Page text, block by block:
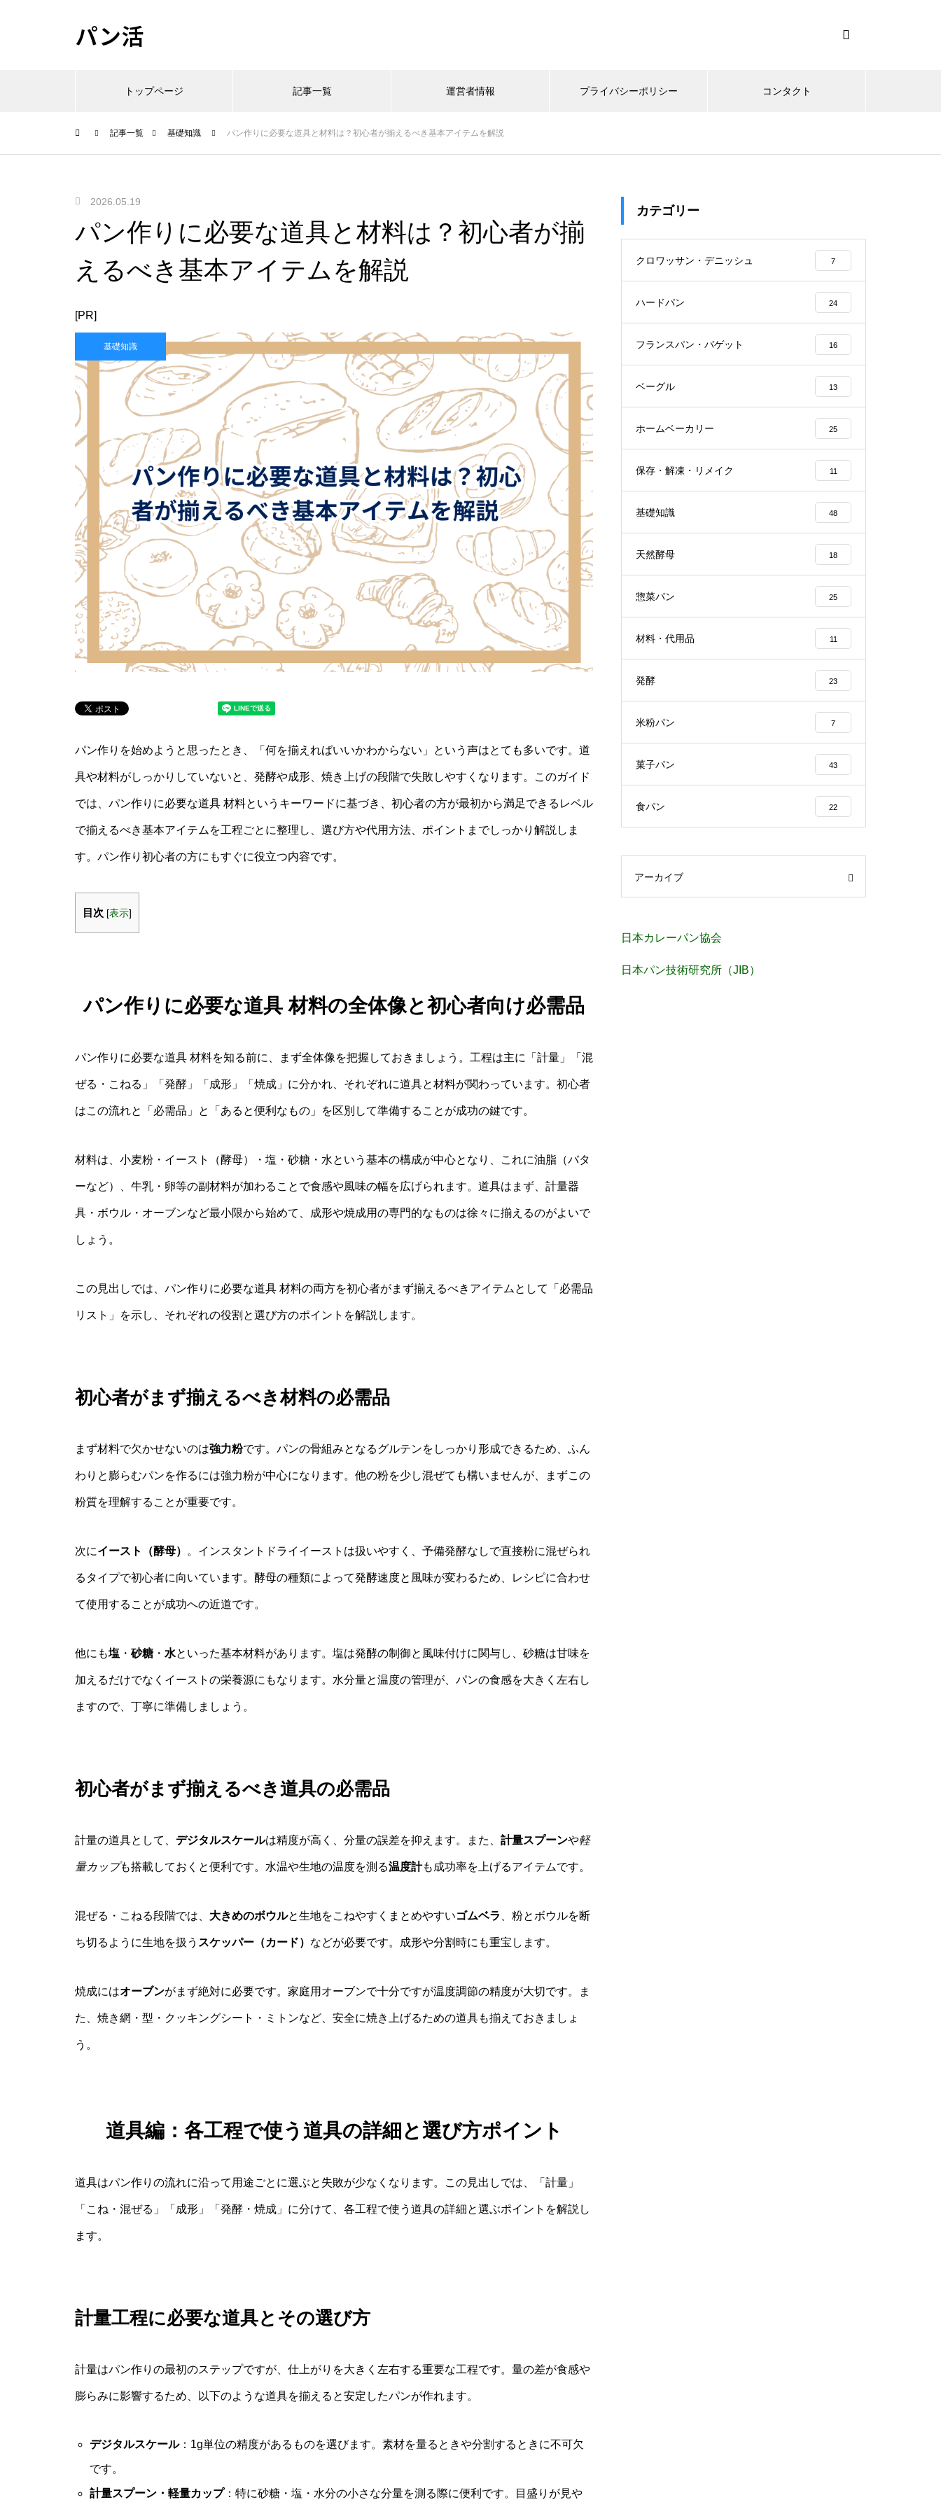
パン活
トップページ 記事一覧 運営者情報 プライバシーポリシー コンタクト
記事一覧 基礎知識 パン作りに必要な道具と材料は？初心者が揃えるべき基本アイテムを解説
2026.05.19
パン作りに必要な道具と材料は？初心者が揃
えるべき基本アイテムを解説
[PR]
基礎知識
パン作りを始めようと思ったとき、「何を揃えればいいかわからない」という声はとても多いです。道
具や材料がしっかりしていないと、発酵や成形、焼き上げの段階で失敗しやすくなります。このガイド
では、パン作りに必要な道具 材料というキーワードに基づき、初心者の方が最初から満足できるレベル
で揃えるべき基本アイテムを工程ごとに整理し、選び方や代用方法、ポイントまでしっかり解説しま
す。パン作り初心者の方にもすぐに役立つ内容です。
目次 [表示]
パン作りに必要な道具 材料の全体像と初心者向け必需品
パン作りに必要な道具 材料を知る前に、まず全体像を把握しておきましょう。工程は主に「計量」「混
ぜる・こねる」「発酵」「成形」「焼成」に分かれ、それぞれに道具と材料が関わっています。初心者
はこの流れと「必需品」と「あると便利なもの」を区別して準備することが成功の鍵です。
材料は、小麦粉・イースト（酵母）・塩・砂糖・水という基本の構成が中心となり、これに油脂（バタ
ーなど）、牛乳・卵等の副材料が加わることで食感や風味の幅を広げられます。道具はまず、計量器
具・ボウル・オーブンなど最小限から始めて、成形や焼成用の専門的なものは徐々に揃えるのがよいで
しょう。
この見出しでは、パン作りに必要な道具 材料の両方を初心者がまず揃えるべきアイテムとして「必需品
リスト」を示し、それぞれの役割と選び方のポイントを解説します。
初心者がまず揃えるべき材料の必需品
まず材料で欠かせないのは強力粉です。パンの骨組みとなるグルテンをしっかり形成できるため、ふん
わりと膨らむパンを作るには強力粉が中心になります。他の粉を少し混ぜても構いませんが、まずこの
粉質を理解することが重要です。
次にイースト（酵母） 。インスタントドライイーストは扱いやすく、予備発酵なしで直接粉に混ぜられ
るタイプで初心者に向いています。酵母の種類によって発酵速度と風味が変わるため、レシピに合わせ
て使用することが成功への近道です。
他にも塩 ・ 砂糖 ・ 水といった基本材料があります。塩は発酵の制御と風味付けに関与し、砂糖は甘味を
加えるだけでなくイーストの栄養源にもなります。水分量と温度の管理が、パンの食感を大きく左右し
ますので、丁寧に準備しましょう。
初心者がまず揃えるべき道具の必需品
計量の道具として、 デジタルスケールは精度が高く、分量の誤差を抑えます。また、 計量スプーンや軽
量カップも搭載しておくと便利です。水温や生地の温度を測る温度計も成功率を上げるアイテムです。
混ぜる・こねる段階では、 大きめのボウルと生地をこねやすくまとめやすいゴムベラ 、粉とボウルを断
ち切るように生地を扱う スケッパー（カード） などが必要です。成形や分割時にも重宝します。
焼成にはオーブンがまず絶対に必要です。家庭用オーブンで十分ですが温度調節の精度が大切です。ま
た、焼き網・型・クッキングシート・ミトンなど、安全に焼き上げるための道具も揃えておきましょ
う。
道具編：各工程で使う道具の詳細と選び方ポイント
道具はパン作りの流れに沿って用途ごとに選ぶと失敗が少なくなります。この見出しでは、「計量」
「こね・混ぜる」「成形」「発酵・焼成」に分けて、各工程で使う道具の詳細と選ぶポイントを解説し
ます。
計量工程に必要な道具とその選び方
計量はパン作りの最初のステップですが、仕上がりを大きく左右する重要な工程です。量の差が食感や
膨らみに影響するため、以下のような道具を揃えると安定したパンが作れます。
デジタルスケール：1g単位の精度があるものを選びます。素材を量るときや分割するときに不可欠
です。
計量スプーン・軽量カップ：特に砂糖・塩・水分の小さな分量を測る際に便利です。目盛りが見や
カテゴリー
クロワッサン・デニッシュ 7
ハードパン 24
フランスパン・バゲット 16
ベーグル 13
ホームベーカリー 25
保存・解凍・リメイク 11
基礎知識 48
天然酵母 18
惣菜パン 25
材料・代用品 11
発酵 23
米粉パン 7
菓子パン 43
食パン 22
アーカイブ
日本カレーパン協会
日本パン技術研究所（JIB）